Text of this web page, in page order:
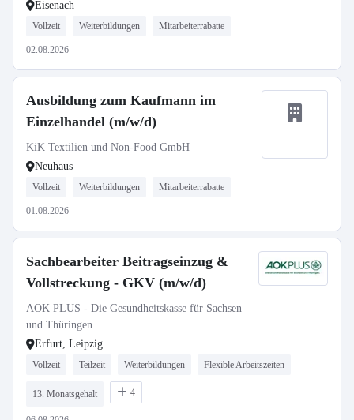
Eisenach
Vollzeit Weiterbildungen Mitarbeiterrabatte
02.08.2026
Ausbildung zum Kaufmann im
Einzelhandel (m/w/d)
KiK Textilien und Non-Food GmbH
Neuhaus
Vollzeit Weiterbildungen Mitarbeiterrabatte
01.08.2026
Sachbearbeiter Beitragseinzug &
Vollstreckung - GKV (m/w/d)
AOK PLUS - Die Gesundheitskasse für Sachsen
und Thüringen
Erfurt, Leipzig
Vollzeit Teilzeit Weiterbildungen Flexible Arbeitszeiten
13. Monatsgehalt 4